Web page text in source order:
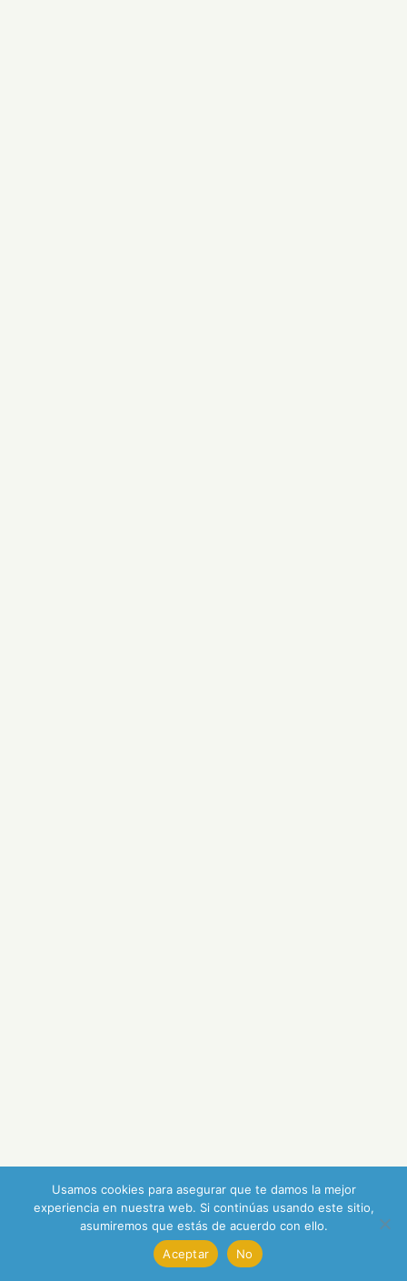
Usamos cookies para asegurar que te damos la mejor
experiencia en nuestra web. Si continúas usando este sitio,
asumiremos que estás de acuerdo con ello.
Aceptar
No